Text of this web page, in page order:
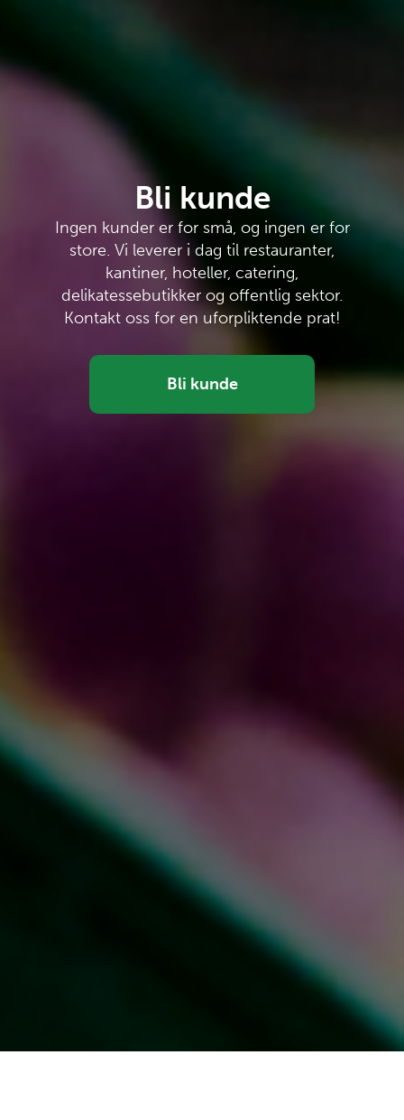
Bli kunde
Ingen kunder er for små, og ingen er for
store. Vi leverer i dag til restauranter,
kantiner, hoteller, catering,
delikatessebutikker og offentlig sektor.
Kontakt oss for en uforpliktende prat!
Bli kunde